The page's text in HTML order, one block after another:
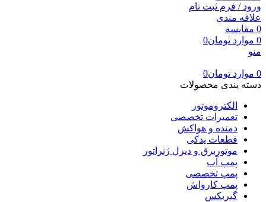
ورود / فرم ثبت نام
علاقه مندی
0 مقایسه
0 موارد تومان0
منو
0 موارد تومان0
دسته بندی محصولات
الکتروموتور
تعمیرات تخصصی
دمنده و هواکش
قطعات یدکی
موتوربرق و دیزل ژنراتور
پمپ آب
پمپ تخصصی
پمپ کارواش
گیربکس